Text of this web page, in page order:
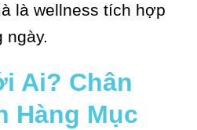
là wellness tích hợp
ngày.
Ai? Chân
Hàng Mục